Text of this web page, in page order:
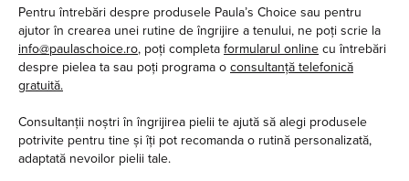
Pentru întrebări despre produsele Paula’s Choice sau pentru
ajutor în crearea unei rutine de îngrijire a tenului, ne poți scrie la
info@paulaschoice.ro, poți completa formularul online cu întrebări
despre pielea ta sau poți programa o consultanță telefonică
gratuită.
Consultanții noștri în îngrijirea pielii te ajută să alegi produsele
potrivite pentru tine și îți pot recomanda o rutină personalizată,
adaptată nevoilor pielii tale.